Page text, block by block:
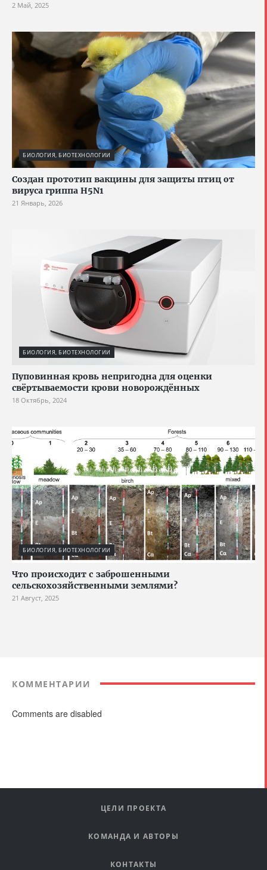
2 Май, 2025
БИОЛОГИЯ, БИОТЕХНОЛОГИИ
Создан прототип вакцины для защиты птиц от
вируса гриппа H5N1
21 Январь, 2026
БИОЛОГИЯ, БИОТЕХНОЛОГИИ
Пуповинная кровь непригодна для оценки
свёртываемости крови новорождённых
18 Октябрь, 2024
БИОЛОГИЯ, БИОТЕХНОЛОГИИ
Что происходит с заброшенными
сельскохозяйственными землями?
21 Август, 2025
КОММЕНТАРИИ
Comments are disabled
ЦЕЛИ ПРОЕКТА
КОМАНДА И АВТОРЫ
КОНТАКТЫ